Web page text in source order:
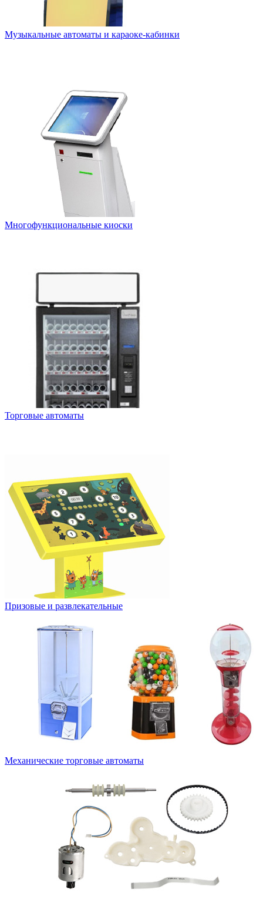
Музыкальные автоматы и караоке-кабинки
Многофункциональные киоски
Торговые автоматы
Призовые и развлекательные
Механические торговые автоматы